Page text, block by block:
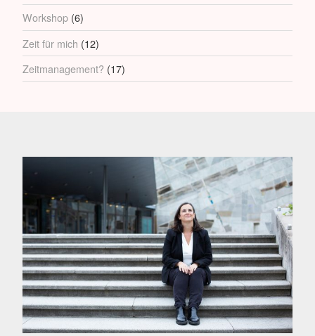
Workshop (6)
Zeit für mich (12)
Zeitmanagement? (17)